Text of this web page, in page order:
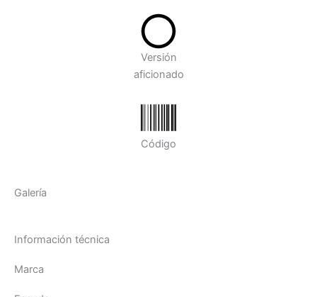
Versión
aficionado
Código
Galería
Información técnica
Marca